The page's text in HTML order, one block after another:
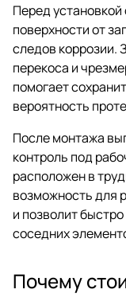
Перед
поверхности от
следов коррозии.
перекоса и
помогает
вероятность
После монтажа
контроль под
расположен в
возможность для
и позволит
соседних
Почему